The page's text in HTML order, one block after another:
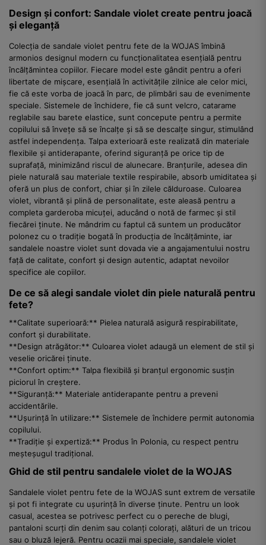
Design și confort: Sandale violet create pentru joacă
și eleganță
Colecția de sandale violet pentru fete de la WOJAS îmbină
armonios designul modern cu funcționalitatea esențială pentru
încălțămintea copiilor. Fiecare model este gândit pentru a oferi
libertate de mișcare, esențială în activitățile zilnice ale celor mici,
fie că este vorba de joacă în parc, de plimbări sau de evenimente
speciale. Sistemele de închidere, fie că sunt velcro, catarame
reglabile sau barete elastice, sunt concepute pentru a permite
copilului să învețe să se încalțe și să se descalțe singur, stimulând
astfel independența. Talpa exterioară este realizată din materiale
flexibile și antiderapante, oferind siguranță pe orice tip de
suprafață, minimizând riscul de alunecare. Branțurile, adesea din
piele naturală sau materiale textile respirabile, absorb umiditatea și
oferă un plus de confort, chiar și în zilele călduroase. Culoarea
violet, vibrantă și plină de personalitate, este aleasă pentru a
completa garderoba micuței, aducând o notă de farmec și stil
fiecărei ținute. Ne mândrim cu faptul că suntem un producător
polonez cu o tradiție bogată în producția de încălțăminte, iar
sandalele noastre violet sunt dovada vie a angajamentului nostru
față de calitate, confort și design autentic, adaptat nevoilor
specifice ale copiilor.
De ce să alegi sandale violet din piele naturală pentru
fete?
**Calitate superioară:** Pielea naturală asigură respirabilitate,
confort și durabilitate.
**Design atrăgător:** Culoarea violet adaugă un element de stil și
veselie oricărei ținute.
**Confort optim:** Talpa flexibilă și branțul ergonomic susțin
piciorul în creștere.
**Siguranță:** Materiale antiderapante pentru a preveni
accidentările.
**Ușurință în utilizare:** Sistemele de închidere permit autonomia
copilului.
**Tradiție și expertiză:** Produs în Polonia, cu respect pentru
meșteșugul tradițional.
Ghid de stil pentru sandalele violet de la WOJAS
Sandalele violet pentru fete de la WOJAS sunt extrem de versatile
și pot fi integrate cu ușurință în diverse ținute. Pentru un look
casual, acestea se potrivesc perfect cu o pereche de blugi,
pantaloni scurți din denim sau colanți colorați, alături de un tricou
sau o bluză lejeră. Pentru ocazii mai speciale, sandalele violet